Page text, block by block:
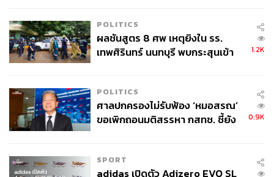
การขุดค้นในครั้งนั้นทั้งที่บ้านเก่าและข้างเคียงพบโครง
กระดูกมนุษย์ทั้งหมด 38 โครง โดยมี ศ.นพ.สุด แสงวิเชียร
คณะแพทยศาสตร์ศิริราชพยาบาล มหาวิทยาลัยมหิดล และ
ศีรษะที่บ้านเก่ามีลักษณะคล้ายกับประชากรปัจจุบันที่อาศัยอยู่
ในเขตพื้นที่ตอนใต้ของทวีปเอเชีย แตกต่างกับกลุ่มตัวอย่าง
จากแหล่งโบราณคดีร่วมสมัยเดียวกันในไทยที่มีขนาด
วิทยากายภาพในประเทศไทย
POLITICS
ผลชันสูตร 8 ศพ เหตุยิงใน รร.
เทพศิรินทร์ นนทบุรี พบกระสุนเข้า
1.2K
POLITICS
ศาลปกครองไม่รับฟ้อง ‘หมอสรณ’
ขอเพิกถอนมติสรรหา กสทช. ชี้ยัง
0.9K
SPORT
adidas เปิดตัว Adizero EVO SL